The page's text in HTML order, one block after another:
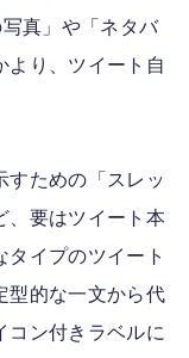
真」や「ネタバ
より、ツイート自
すための「スレッ
、要はツイート本
タイプのツイート
型的な一文から代
コン付きラベルに